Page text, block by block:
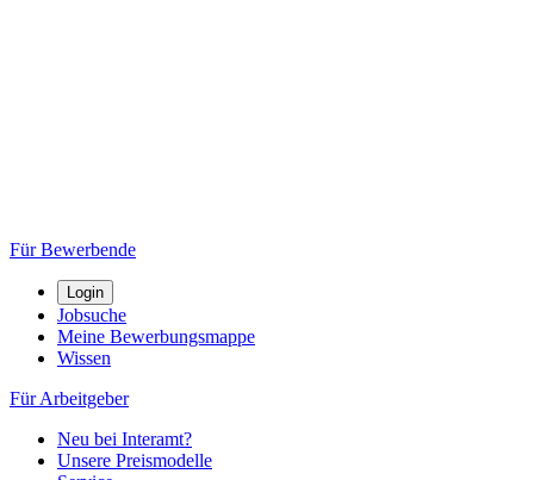
Für Bewerbende
Login
Jobsuche
Meine Bewerbungsmappe
Wissen
Für Arbeitgeber
Neu bei Interamt?
Unsere Preismodelle